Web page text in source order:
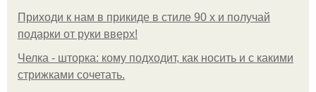
Приходи к нам в прикиде в стиле 90 х и получай
подарки от руки вверх!
Челка - шторка: кому подходит, как носить и с какими
стрижками сочетать.